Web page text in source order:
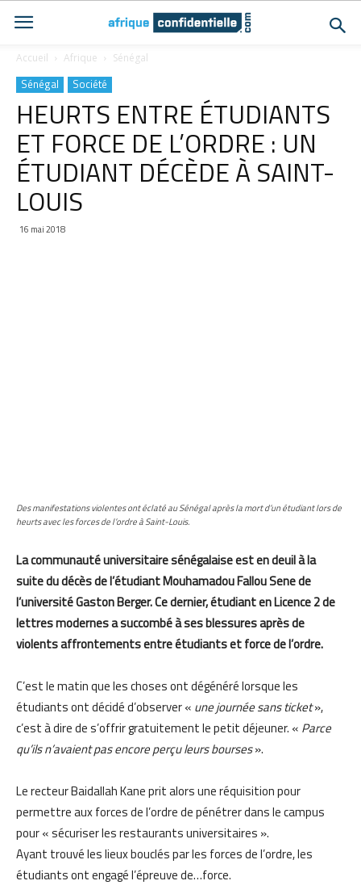
Accueil Afrique Sénégal
Sénégal Société
HEURTS ENTRE ÉTUDIANTS
ET FORCE DE L’ORDRE : UN
ÉTUDIANT DÉCÈDE À SAINT-
LOUIS
16 mai 2018
Des manifestations violentes ont éclaté au Sénégal après la mort d’un étudiant lors de
heurts avec les forces de l’ordre à Saint-Louis.
La communauté universitaire sénégalaise est en deuil à la
suite du décès de l’étudiant Mouhamadou Fallou Sene de
l’université Gaston Berger. Ce dernier, étudiant en Licence 2 de
lettres modernes a succombé à ses blessures après de
violents affrontements entre étudiants et force de l’ordre.
C’est le matin que les choses ont dégénéré lorsque les
étudiants ont décidé d’observer « une journée sans ticket»,
c’est à dire de s’offrir gratuitement le petit déjeuner. « Parce
qu’ils n’avaient pas encore perçu leurs bourses».
Le recteur Baidallah Kane prit alors une réquisition pour
permettre aux forces de l’ordre de pénétrer dans le campus
pour « sécuriser les restaurants universitaires ».
Ayant trouvé les lieux bouclés par les forces de l’ordre, les
étudiants ont engagé l’épreuve de…force.